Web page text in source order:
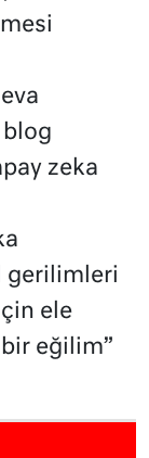
blog
zeka
gerilimleri
ele
eğilim”